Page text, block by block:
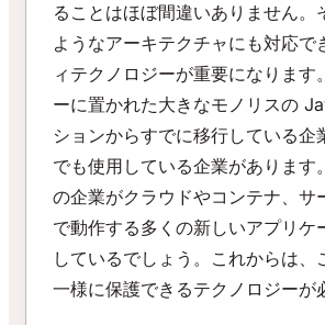
ることはほぼ間違いありません。
ようなアーキテクチャにも対応で
ィテクノロジーが重要になります
ーに置かれた大きなモノリスの
ションからすでに移行している企
でも使用している企業があります
の企業がクラウドやコンテナ、サ
で動作する多くの新しいアプリケ
しているでしょう。これからは、
一様に保護できるテクノロジーが